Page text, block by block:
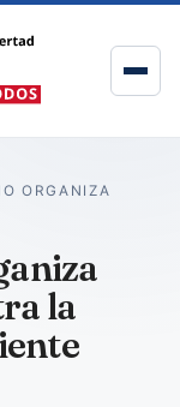
ORGANIZA
la